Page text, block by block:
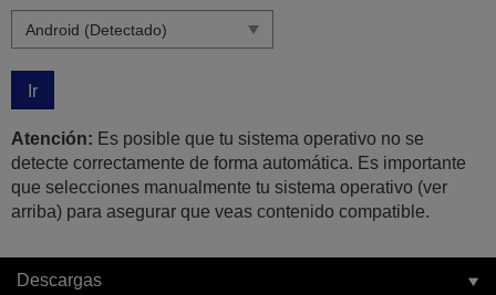
Ir
Atención: Es posible que tu sistema operativo no se
detecte correctamente de forma automática. Es importante
que selecciones manualmente tu sistema operativo (ver
arriba) para asegurar que veas contenido compatible.
Descargas